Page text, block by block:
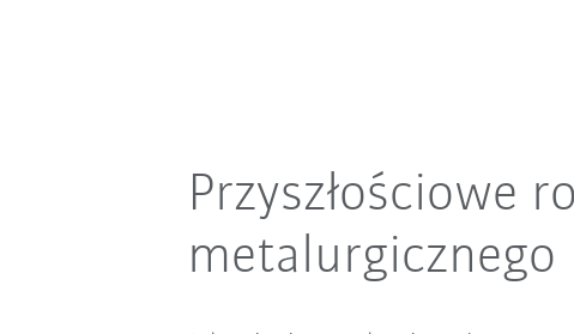
Przyszłościowe
metalurgicznego